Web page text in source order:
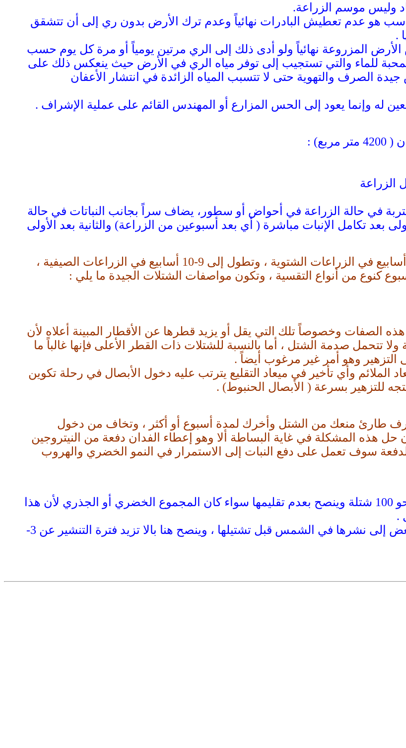
وليس موسم الزراعة.
هو عدم تعطيش البادرات نهائياً وعدم ترك الأرض بدون ري إلى أن تتشقق
.
المزروعة نهائياً ولو أدى ذلك إلى الري مرتين يومياً أو مرة كل يوم حسب
للماء والتي تستجيب إلى توفر مياه الري في الأرض حيث ينعكس ذلك على
الصرف والتهوية حتى لا تتسبب المياه الزائدة في انتشار الأعفان
له وإنما يعود إلى الحس المزارع أو المهندس القائم على عملية الإشراف .
:
الزراعة
في حالة الزراعة في أحواض أو سطور، يضاف سراً بجانب النباتات في حالة
تكامل الإنبات مباشرة ( أي بعد أسبوعين من الزراعة) والثانية بعد الأولى
تمكث الشتلات في المشتل فترة تقدر بــ 7- 8 أسابيع في الزراعات الشتوية ، وتطول إلى 9-10 أسابيع في الزراعات الصيفية ،
كنوع من أنواع التقسية ، وتكون مواصفات الشتلات الجيدة ما يلي :
هذه الصفات وخصوصاً تلك التي يقل أو يزيد قطرها عن الأقطار المبينة أعلاه لأن
تتحمل صدمة الشتل ، أما بالنسبة للشتلات ذات القطر الأعلى فإنها غالباً ما
التزهير وهو أمر غير مرغوب أيضاً .
الملائم وأي تأخير في ميعاد التقليع يترتب عليه دخول الأبصال في رحلة تكوين
للتزهير بسرعة ( الأبصال الحنبوط) .
طارئ منعك من الشتل وأخرك لمدة أسبوع أو أكثر ، وتخاف من دخول
حل هذه المشكلة في غاية البساطة ألا وهو إعطاء الفدان دفعة من النيتروجين
للفدان . هذه الدفعة سوف تعمل على دفع النبات إلى الاستمرار في النمو الخضري والهروب
يتم تقليع الشتلات وربطها في حزم بكل منها نحو 100 شتلة وينصح بعدم تقليمها سواء كان المجموع الخضري أو الجذري لأن هذا
.
تزرع الشتلات بعد تقليعها مباشرة وقد يلجا البعض إلى نشرها في الشمس قبل تشتيلها ، وينصح هنا بالا تزيد فترة التنشير عن 3-